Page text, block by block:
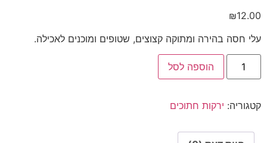
₪12.00
עלי חסה בהירה ומתוקה קצוצים, שטופים ומוכנים לאכילה.
הוספה לסל
קטגוריה: ירקות חתוכים